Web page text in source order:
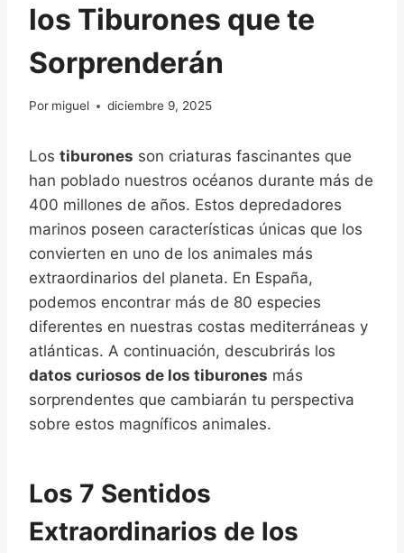
los Tiburones que te
Sorprenderán
Por miguel diciembre 9, 2025
Los tiburones son criaturas fascinantes que
han poblado nuestros océanos durante más de
400 millones de años. Estos depredadores
marinos poseen características únicas que los
convierten en uno de los animales más
extraordinarios del planeta. En España,
podemos encontrar más de 80 especies
diferentes en nuestras costas mediterráneas y
atlánticas. A continuación, descubrirás los
datos curiosos de los tiburones más
sorprendentes que cambiarán tu perspectiva
sobre estos magníficos animales.
Los 7 Sentidos
Extraordinarios de los